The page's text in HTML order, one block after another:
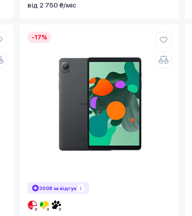
від 2 750 ₴/міс
-17%
300₴ за відгук